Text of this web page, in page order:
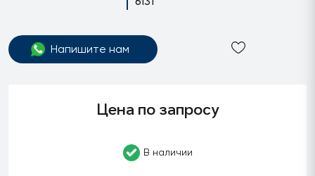
Напишите нам
Цена по запросу
В наличии